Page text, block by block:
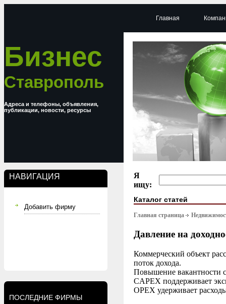
Бизнес
Ставрополь
Адреса и телефоны, объявления,
публикации, новости, ресурсы
НАВИГАЦИЯ
Добавить фирму
ПОСЛЕДНИЕ ФИРМЫ
Главная
Я
ищу:
Каталог статей
Главная страница
Давление на
Коммерческий объект
поток дохода.
Повышение вакантности
CAPEX поддерживает
OPEX удерживает